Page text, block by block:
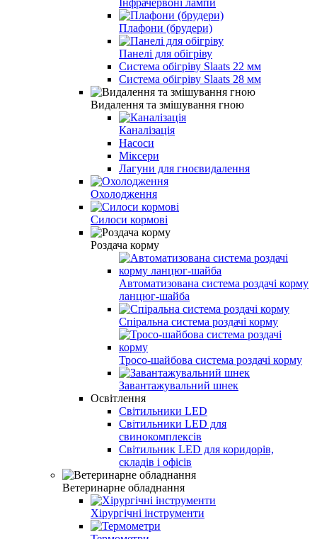
Інфрачервоні лампи
Плафони (брудери)
Панелі для обігріву
Система обігріву Slaats 22 мм
Система обігріву Slaats 28 мм
Видалення та змішування гною
Каналізація
Насоси
Міксери
Лагуни для гноєвидалення
Охолодження
Силоси кормові
Роздача корму
Автоматизована система роздачі корму
ланцюг-шайба
Спіральна система роздачі корму
Тросо-шайбова система роздачі корму
Завантажувальний шнек
Освітлення
Світильники LED
Світильники LED для
свинокомплексів
Світильник LED для коридорів,
складів і офісів
Ветеринарне обладнання
Хірургічні інструменти